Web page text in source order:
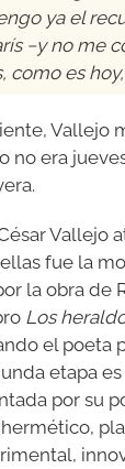
ya el
−y no me
como es
Vallejo
no era
Vallejo
fue la
la obra de
Los
el poeta
etapa es
por su